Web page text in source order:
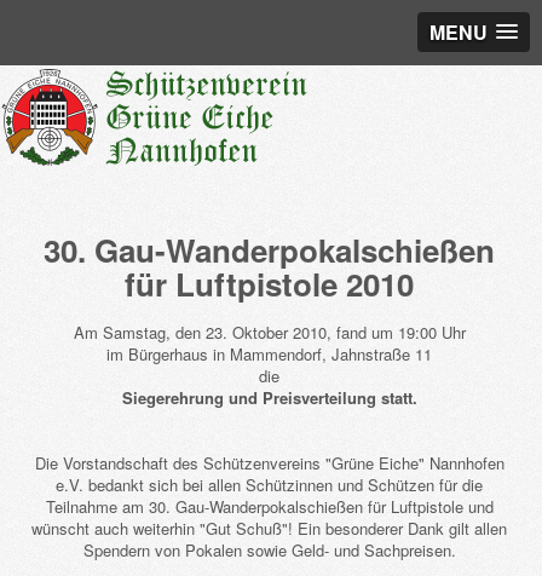
MENU
30. Gau-Wanderpokalschießen
für Luftpistole 2010
Am Samstag, den 23. Oktober 2010, fand um 19:00 Uhr
im Bürgerhaus in Mammendorf, Jahnstraße 11
die
Siegerehrung und Preisverteilung statt.
Die Vorstandschaft des Schützenvereins "Grüne Eiche" Nannhofen
e.V. bedankt sich bei allen Schützinnen und Schützen für die
Teilnahme am 30. Gau-Wanderpokalschießen für Luftpistole und
wünscht auch weiterhin "Gut Schuß"! Ein besonderer Dank gilt allen
Spendern von Pokalen sowie Geld- und Sachpreisen.